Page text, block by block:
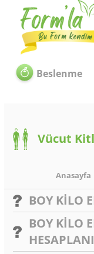
Beslenme
Vücut
Anasayfa
BOY KİLO
BOY KİLO